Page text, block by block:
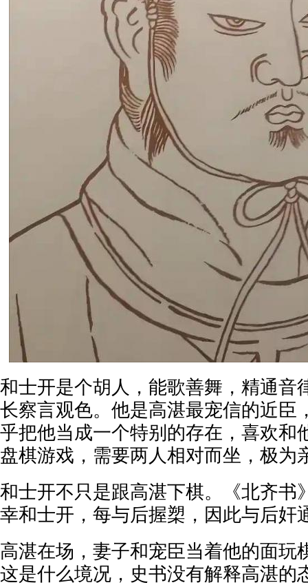
和士开是个胡人，能歌善舞，精通音
长察言观色。他是高湛最宠信的近臣
乎把他当成一个特别的存在，喜欢
盘棋游戏，需要两人相对而坐，极为
和士开不只是跟高湛下棋。《北齐书
幸和士开，每与后握槊，因此与后奸
高湛在场，妻子和宠臣当着他的面玩
这是什么境况，史书没有解释高湛的